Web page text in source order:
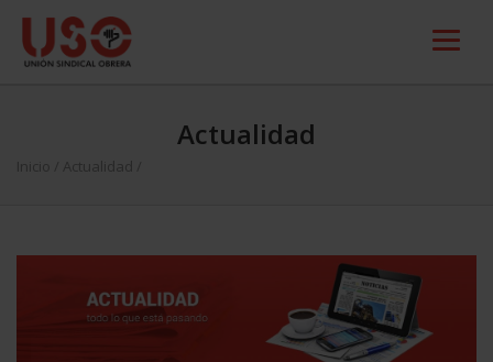
Actualidad
Inicio Actualidad